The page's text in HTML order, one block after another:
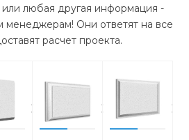
любая другая информация -
менеджерам! Они ответят на все
расчет проекта.